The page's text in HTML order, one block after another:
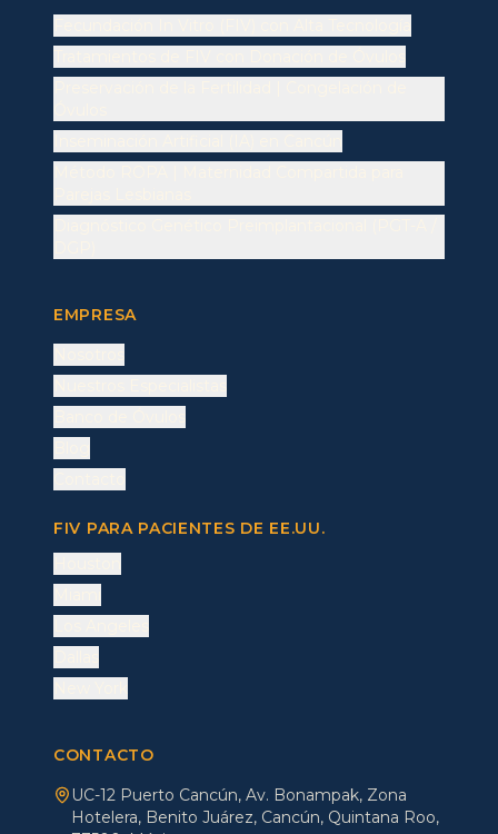
EMPRESA
FIV PARA PACIENTES DE EE.UU.
CONTACTO
UC-12 Puerto Cancún, Av. Bonampak, Zona
Hotelera, Benito Juárez, Cancún, Quintana Roo,